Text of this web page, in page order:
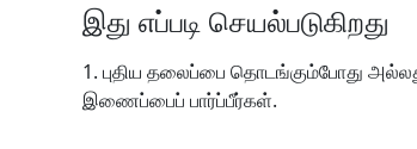
இது எப்படி செயல்படுகிறது
புதிய தலைப்பை தொடங்கும்போது
இணைப்பைப் பார்ப்பீர்கள்.